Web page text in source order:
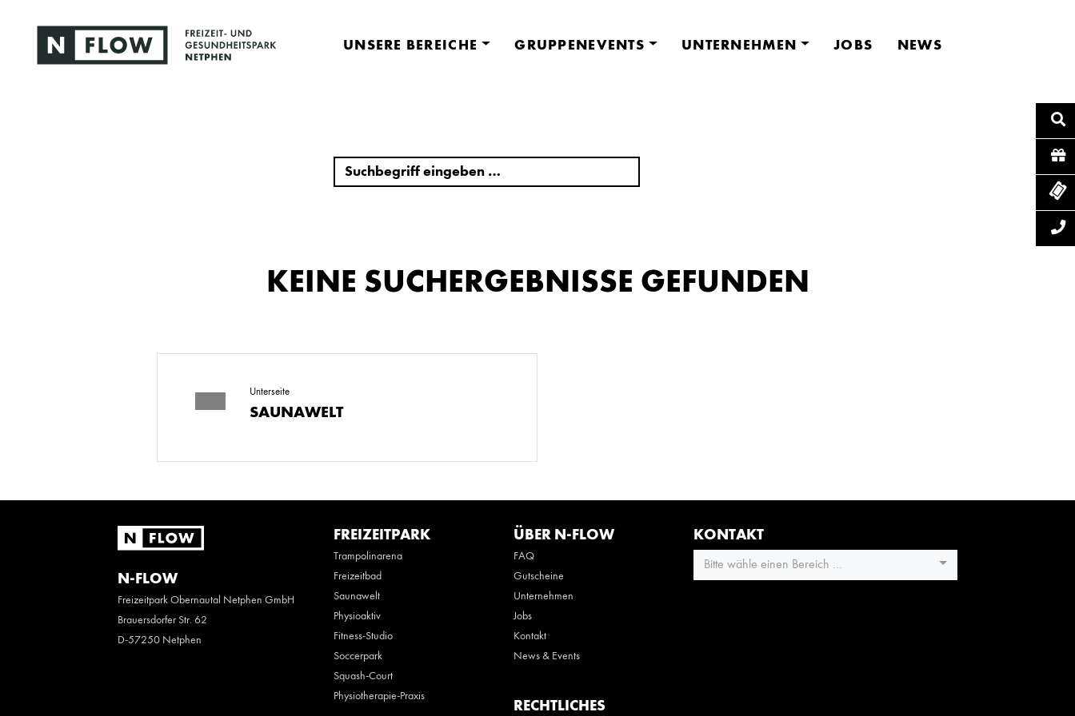
UNSERE BEREICHE GRUPPENEVENTS UNTERNEHMEN JOBS NEWS
KEINE SUCHERGEBNISSE GEFUNDEN
Unterseite
SAUNAWELT
N-FLOW
Freizeitpark Obernautal Netphen GmbH
Brauersdorfer Str. 62
D-57250 Netphen
FREIZEITPARK
Trampolinarena
Freizeitbad
Saunawelt
Physioaktiv
Fitness-Studio
Soccerpark
Squash-Court
Physiotherapie-Praxis
ÜBER N-FLOW
FAQ
Gutscheine
Unternehmen
Jobs
Kontakt
News & Events
RECHTLICHES
KONTAKT
Bitte wähle einen Bereich ...